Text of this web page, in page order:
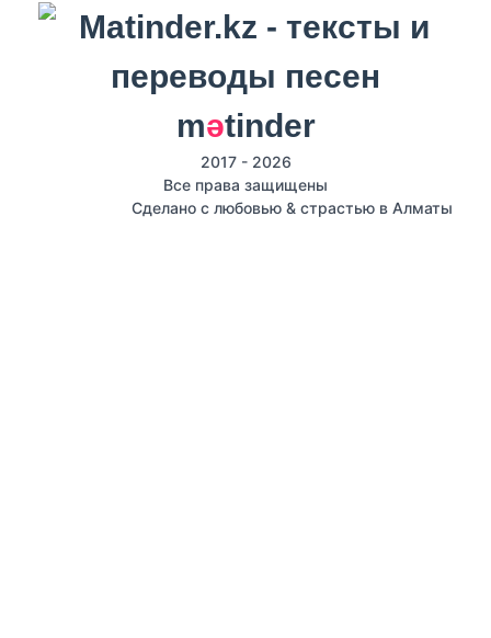
mәtinder
2017 - 2026
Все права защищены
Сделано с любовью & страстью в Алматы